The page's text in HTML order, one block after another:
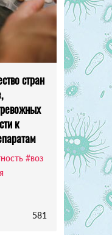
стран
к
#воз
581